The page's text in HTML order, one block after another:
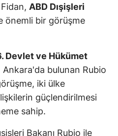
ABD Dışişleri
önemli bir görüşme
Devlet ve Hükümet
Ankara'da bulunan Rubio
iki ülke
güçlendirilmesi
sahip.